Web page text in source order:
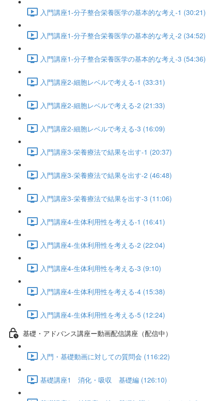
入門講座1-分子整合栄養医学の基本的な考え-1 (30:21)
入門講座1-分子整合栄養医学の基本的な考え-2 (34:52)
入門講座1-分子整合栄養医学の基本的な考え-3 (54:36)
入門講座2-細胞レベルで考える-1 (33:31)
入門講座2-細胞レベルで考える-2 (21:33)
入門講座2-細胞レベルで考える-3 (16:09)
入門講座3-栄養療法で結果を出す-1 (20:37)
入門講座3-栄養療法で結果を出す-2 (46:48)
入門講座3-栄養療法で結果を出す-3 (11:06)
入門講座4-生体利用性を考える-1 (16:41)
入門講座4-生体利用性を考える-2 (22:04)
入門講座4-生体利用性を考える-3 (9:10)
入門講座4-生体利用性を考える-4 (15:38)
入門講座4-生体利用性を考える-5 (12:24)
基礎・アドバンス講座ー動画配信講座（配信中）
入門・基礎動画に対しての質問会 (116:22)
基礎講座1 消化・吸収 基礎編 (126:10)